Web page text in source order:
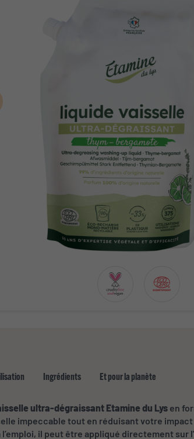
Ingrédients Et pour la planète
ultra-dégraissant Etamine du Lysen
impeccable tout en réduisant votre impact
il peut être appliqué directement sur